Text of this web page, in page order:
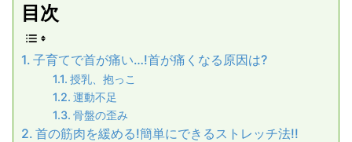
目次
子育てで首が痛い…!首が痛くなる原因は?
授乳、抱っこ
運動不足
骨盤の歪み
首の筋肉を緩める!簡単にできるストレッチ法!!